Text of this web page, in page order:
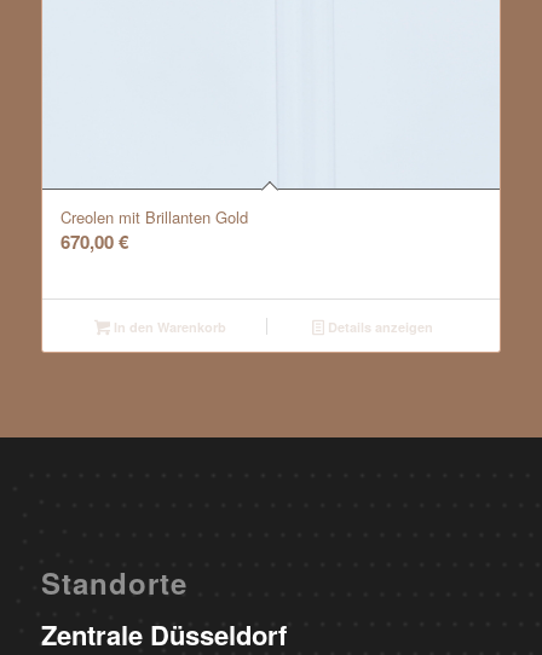
Creolen mit Brillanten Gold
670,00€
In den Warenkorb Details anzeigen
Standorte
Zentrale Düsseldorf